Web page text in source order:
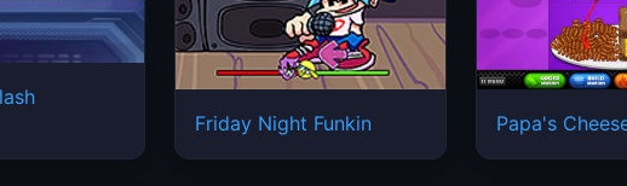
Friday Night Funkin
Papa's